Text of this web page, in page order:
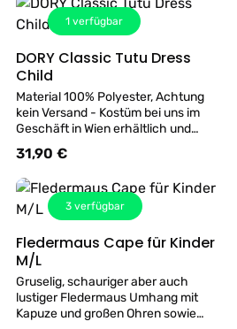
1 verfügbar
Details
DORY Classic Tutu Dress
Child
Material 100% Polyester, Achtung
kein Versand - Kostüm bei uns im
Geschäft in Wien erhältlich und
kann gerne probiert werden!
Regulärer Preis:
31,90 €
3 verfügbar
Details
Fledermaus Cape für Kinder
M/L
Gruselig, schauriger aber auch
lustiger Fledermaus Umhang mit
Kapuze und großen Ohren sowie